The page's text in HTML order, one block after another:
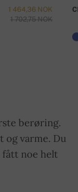
1 464,36 NOK
1 702,75 NOK
berøring.
og varme. Du
fått noe helt